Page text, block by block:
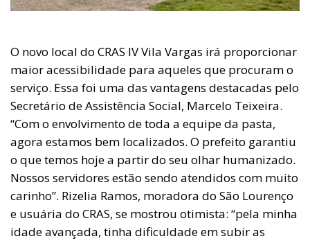
O novo local do CRAS IV Vila Vargas irá proporcionar
maior acessibilidade para aqueles que procuram o
serviço. Essa foi uma das vantagens destacadas pelo
Secretário de Assistência Social, Marcelo Teixeira.
“Com o envolvimento de toda a equipe da pasta,
agora estamos bem localizados. O prefeito garantiu
o que temos hoje a partir do seu olhar humanizado.
Nossos servidores estão sendo atendidos com muito
carinho”. Rizelia Ramos, moradora do São Lourenço
e usuária do CRAS, se mostrou otimista: “pela minha
idade avançada, tinha dificuldade em subir as